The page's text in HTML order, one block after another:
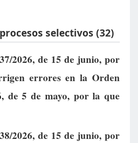
selectivos (32)
2026, de 15 de junio, por
errores en la Orden
de 5 de mayo, por la que
2026, de 15 de junio, por